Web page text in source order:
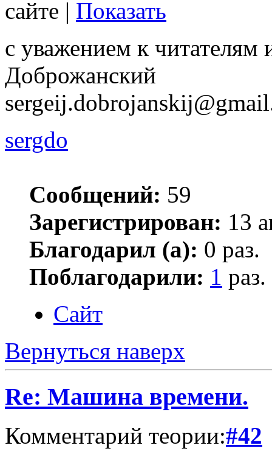
сайте | Показать
с уважением к читателям
Доброжанский
sergdo
Сообщений: 59
Зарегистрирован: 13
Благодарил (а): 0 раз.
Поблагодарили: 1 раз.
Сайт
Вернуться наверх
Re: Машина времени.
Комментарий теории:#42